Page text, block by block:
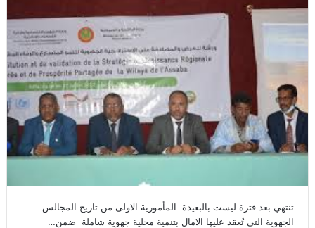
تنتهي بعد فترة ليست بالبعيدة المأمورية الاولى من تاريخ المجالس
الجهوية التي تُعقد عليها الامال بتنمية محلية جهوية شاملة ضمن…